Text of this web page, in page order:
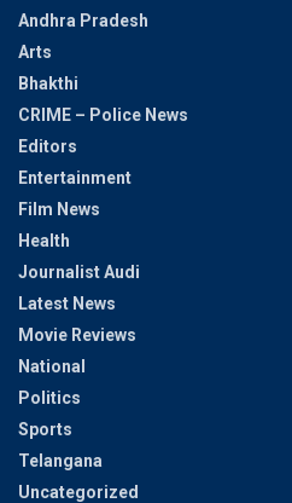
Andhra Pradesh
Arts
Bhakthi
CRIME – Police News
Editors
Entertainment
Film News
Health
Journalist Audi
Latest News
Movie Reviews
National
Politics
Sports
Telangana
Uncategorized